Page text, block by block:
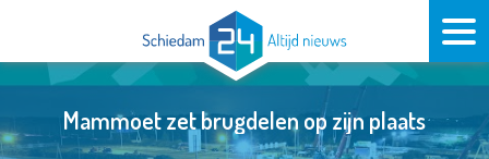
Mammoet zet brugdelen op zijn plaats